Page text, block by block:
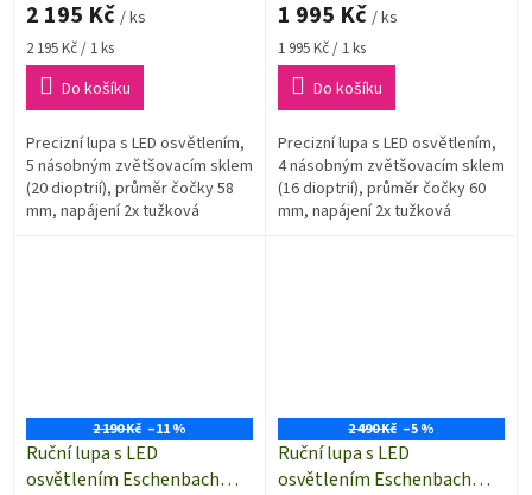
2 195 Kč / ks
Měrná
cena:
2 195 Kč / 1 ks
Do košíku
Precizní lupa s LED osvětlením,
5 násobným zvětšovacím sklem
(20 dioptrií), průměr čočky 58
mm, napájení 2x tužková
1 995 Kč / ks
Měrná
cena:
1 995 Kč / 1 ks
Do košíku
Precizní lupa s LED osvětlením,
4 násobným zvětšovacím sklem
(16 dioptrií), průměr čočky 60
mm, napájení 2x tužková
2 190 Kč –11 %
Ruční lupa s LED
osvětlením Eschenbach
2 490 Kč –5 %
Ruční lupa s LED
osvětlením Eschenbach